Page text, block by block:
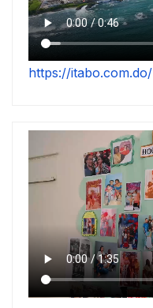
https://itabo.com.do/